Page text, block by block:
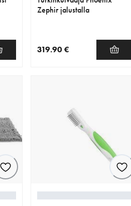
Zephir jalustalla
319.90 €